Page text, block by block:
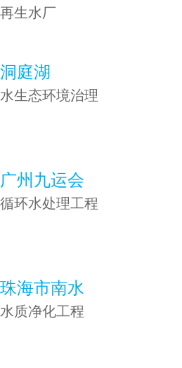
再生水厂
洞庭湖
水生态环境治理
广州九运会
循环水处理工程
珠海市南水
水质净化工程